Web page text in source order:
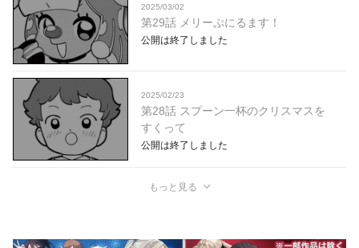
2025/03/02
第29話 メリーぷにるます！
公開は終了しました
2025/02/23
第28話 スプーン一杯のクリスマスを
すくって
公開は終了しました
もっと見る